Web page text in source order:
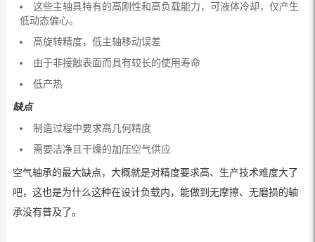
这些主轴具特有的高刚性和高负载能力，可液体冷却，仅产生
低动态偏心。
高旋转精度，低主轴移动误差
由于非接触表面而具有较长的使用寿命
低产热
缺点
制造过程中要求高几何精度
需要洁净且干燥的加压空气供应
空气轴承的最大缺点，大概就是对精度要求高、生产技术难度大了
吧，这也是为什么这种在设计负载内，能做到无摩擦、无磨损的轴
承没有普及了。